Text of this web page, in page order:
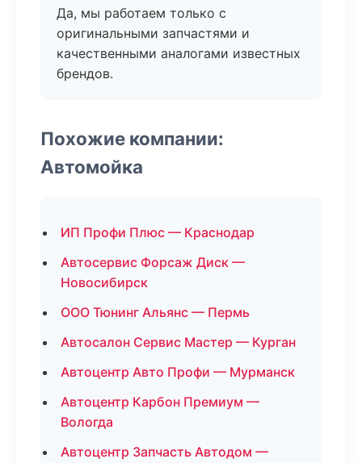
Да, мы работаем только с
оригинальными запчастями и
качественными аналогами известных
брендов.
Похожие компании:
Автомойка
ИП Профи Плюс — Краснодар
Автосервис Форсаж Диск —
Новосибирск
ООО Тюнинг Альянс — Пермь
Автосалон Сервис Мастер — Курган
Автоцентр Авто Профи — Мурманск
Автоцентр Карбон Премиум —
Вологда
Автоцентр Запчасть Автодом —